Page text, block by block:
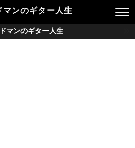
マンのギター人生
マンのギター人生